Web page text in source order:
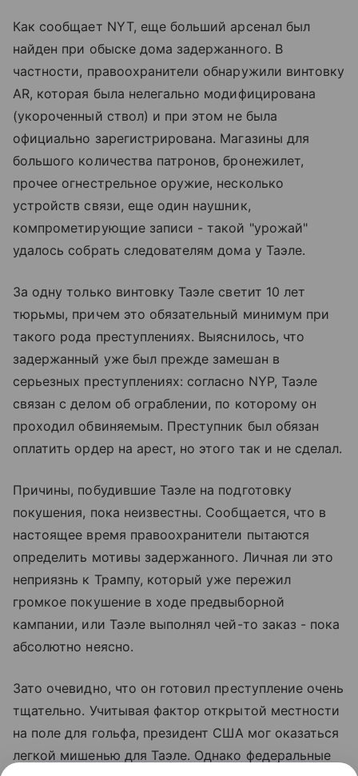
Как сообщает NYT, еще больший арсенал был
найден при обыске дома задержанного. В
частности, правоохранители обнаружили винтовку
AR, которая была нелегально модифицирована
(укороченный ствол) и при этом не была
официально зарегистрирована. Магазины для
большого количества патронов, бронежилет,
прочее огнестрельное оружие, несколько
устройств связи, еще один наушник,
компрометирующие записи - такой "урожай"
удалось собрать следователям дома у Таэле.
За одну только винтовку Таэле светит 10 лет
тюрьмы, причем это обязательный минимум при
такого рода преступлениях. Выяснилось, что
задержанный уже был прежде замешан в
серьезных преступлениях: согласно NYP, Таэле
связан с делом об ограблении, по которому он
проходил обвиняемым. Преступник был обязан
оплатить ордер на арест, но этого так и не сделал.
Причины, побудившие Таэле на подготовку
покушения, пока неизвестны. Сообщается, что в
настоящее время правоохранители пытаются
определить мотивы задержанного. Личная ли это
неприязнь к Трампу, который уже пережил
громкое покушение в ходе предвыборной
кампании, или Таэле выполнял чей-то заказ - пока
абсолютно неясно.
Зато очевидно, что он готовил преступление очень
тщательно. Учитывая фактор открытой местности
на поле для гольфа, президент США мог оказаться
легкой мишенью для Таэле. Однако федеральные